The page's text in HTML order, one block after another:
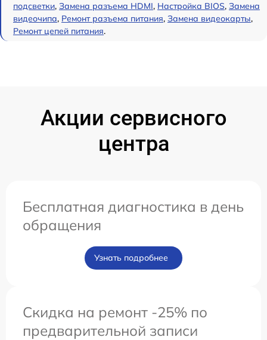
подсветки, Замена разъема HDMI, Настройка BIOS, Замена
видеочипа, Ремонт разъема питания, Замена видеокарты,
Ремонт цепей питания.
Акции сервисного
центра
Бесплатная диагностика в день
обращения
Узнать подробнее
Скидка на ремонт -25% по
предварительной записи